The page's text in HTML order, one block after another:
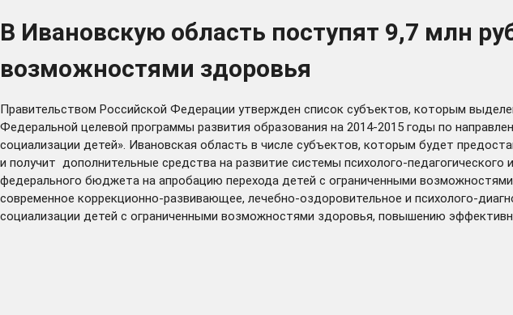
В Ивановскую область поступят 9,7 млн
возможностями здоровья
Правительством Российской Федерации утвержден список субъектов, которым
Федеральной целевой программы развития образования на 2014-2015 годы по
социализации детей». Ивановская область в числе субъектов, которым будет
и получит дополнительные средства на развитие системы психолого-
федерального бюджета на апробацию перехода детей с ограниченными
современное коррекционно-развивающее, лечебно-оздоровительное и психолого-
социализации детей с ограниченными возможностями здоровья, повышению